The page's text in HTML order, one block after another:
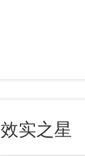
效实之星